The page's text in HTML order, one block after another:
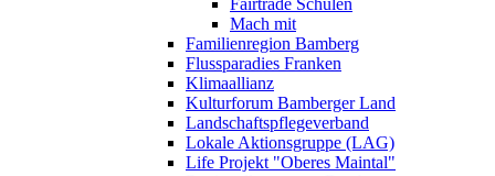
Fairtrade Schulen
Mach mit
Familienregion Bamberg
Flussparadies Franken
Klimaallianz
Kulturforum Bamberger Land
Landschaftspflegeverband
Lokale Aktionsgruppe (LAG)
Life Projekt "Oberes Maintal"